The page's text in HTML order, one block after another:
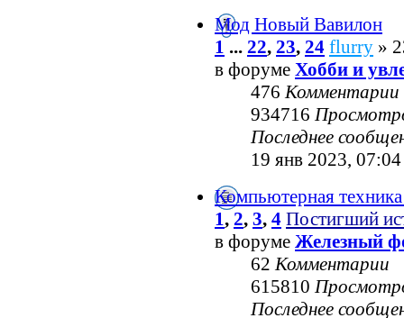
Мод Новый Вавилон
1 ... 22, 23, 24 flurry »
в форуме Хобби и
476Комментарии
934716
Последнее
19 янв 2023, 07:04
Компьютерная
1, 2, 3, 4 Постигший
в форуме Железный
62Комментарии
615810
Последнее